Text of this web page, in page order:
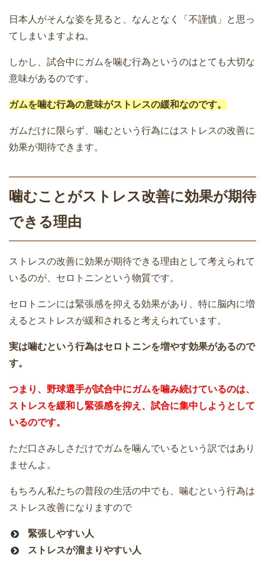
日本人がそんな姿を見ると、なんとなく「不謹慎」と思っ
てしまいますよね。
しかし、試合中にガムを噛む行為というのはとても大切な
意味があるのです。
ガムを噛む行為の意味がストレスの緩和なのです。
ガムだけに限らず、噛むという行為にはストレスの改善に
効果が期待できます。
噛むことがストレス改善に効果が期待
できる理由
ストレスの改善に効果が期待できる理由として考えられて
いるのが、セロトニンという物質です。
セロトニンには緊張感を抑える効果があり、特に脳内に増
えるとストレスが緩和されると考えられています。
実は噛むという行為はセロトニンを増やす効果があるので
す。
つまり、野球選手が試合中にガムを噛み続けているのは、
ストレスを緩和し緊張感を抑え、試合に集中しようとして
いるのです。
ただ口さみしさだけでガムを噛んでいるという訳ではあり
ませんよ。
もちろん私たちの普段の生活の中でも、噛むという行為は
ストレス改善になりますので
緊張しやすい人
ストレスが溜まりやすい人